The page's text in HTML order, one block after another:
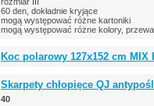
60 den, dokładnie kryjące
mogą występować różne kartoniki
mogą występować różne kolory,
Koc polarowy 127x152 cm MIX
Skarpety chłopięce QJ
40